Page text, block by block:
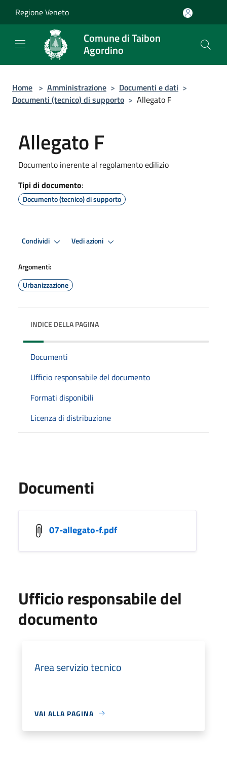
Regione Veneto
Comune di Taibon
Agordino
Home > Amministrazione > Documenti e dati >
Documenti (tecnico) di supporto > Allegato F
Allegato F
Documento inerente al regolamento edilizio
Tipi di documento:
Documento (tecnico) di supporto
Condividi Vedi azioni
Argomenti:
Urbanizzazione
INDICE DELLA PAGINA
Documenti
Ufficio responsabile del documento
Formati disponibili
Licenza di distribuzione
Documenti
07-allegato-f.pdf
Ufficio responsabile del
documento
Area servizio tecnico
VAI ALLA PAGINA